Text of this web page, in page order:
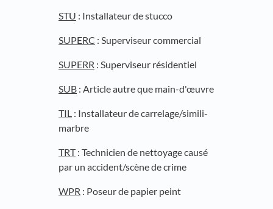
STU : Installateur de stucco
SUPERC : Superviseur commercial
SUPERR : Superviseur résidentiel
SUB : Article autre que main-d'œuvre
TIL : Installateur de carrelage/simili-
marbre
TRT: Technicien de nettoyage causé
par un accident/scène de crime
WPR : Poseur de papier peint